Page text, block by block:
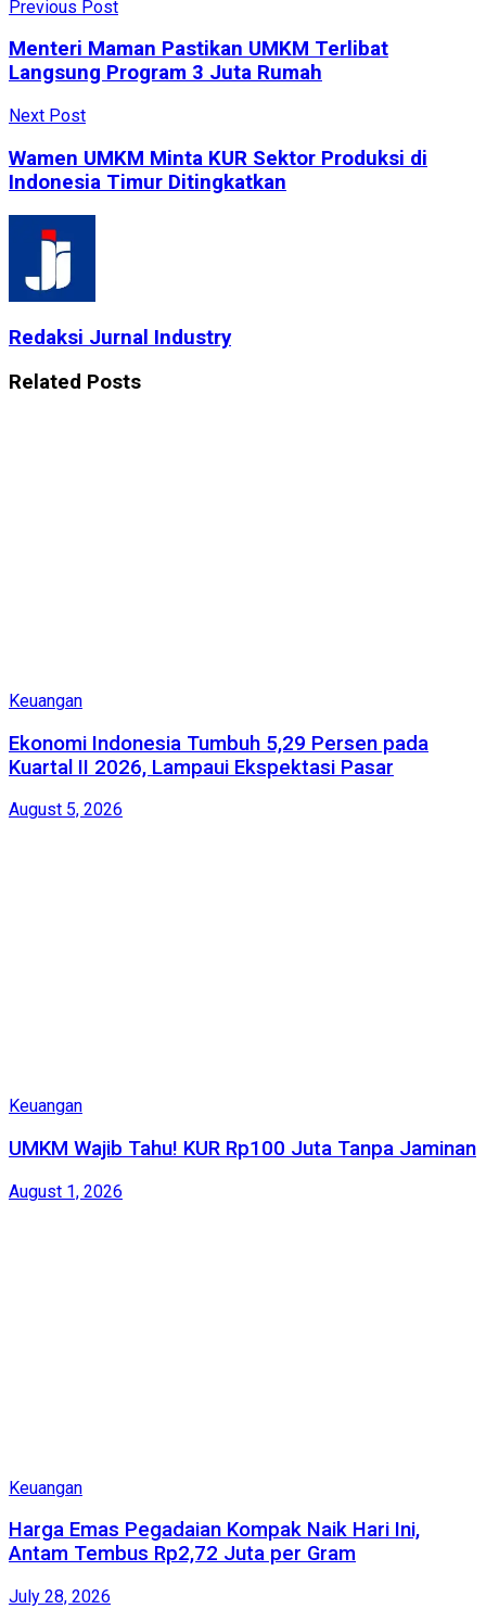
Previous Post
Menteri Maman Pastikan UMKM Terlibat
Langsung Program 3 Juta Rumah
Next Post
Wamen UMKM Minta KUR Sektor Produksi di
Indonesia Timur Ditingkatkan
Redaksi Jurnal Industry
Related Posts
Keuangan
Ekonomi Indonesia Tumbuh 5,29 Persen pada
Kuartal II 2026, Lampaui Ekspektasi Pasar
August 5, 2026
Keuangan
UMKM Wajib Tahu! KUR Rp100 Juta Tanpa Jaminan
August 1, 2026
Keuangan
Harga Emas Pegadaian Kompak Naik Hari Ini,
Antam Tembus Rp2,72 Juta per Gram
July 28, 2026